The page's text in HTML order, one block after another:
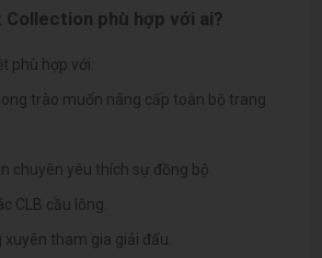
Collection phù hợp với ai?
phù hợp với:
trào muốn nâng cấp toàn bộ trang
chuyên yêu thích sự đồng bộ.
CLB cầu lông.
tham gia giải đấu.